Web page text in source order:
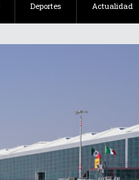
Deportes Actualidad